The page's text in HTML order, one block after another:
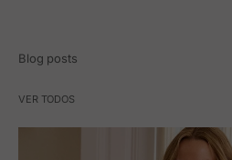
Blog posts
VER TODOS